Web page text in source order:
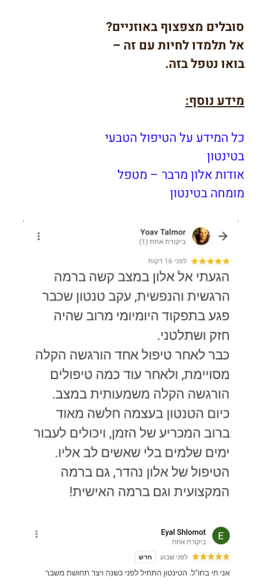
סובלים מצפצוף באוזניים?
אל תלמדו לחיות עם זה –
בואו נטפל בזה.
מידע נוסף:
כל המידע על הטיפול הטבעי
בטינטון
אודות אלון מרבר – מטפל
מומחה בטינטון